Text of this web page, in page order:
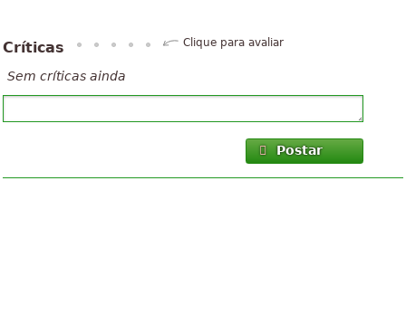
Críticas Clique para avaliar
Sem críticas ainda
Postar